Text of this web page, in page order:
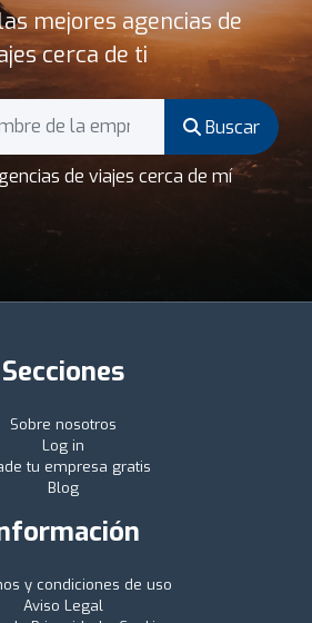
mejores agencias de
cerca de ti
Buscar
de viajes cerca de mí
Secciones
Sobre nosotros
Log in
tu empresa gratis
Blog
y condiciones de uso
Aviso Legal